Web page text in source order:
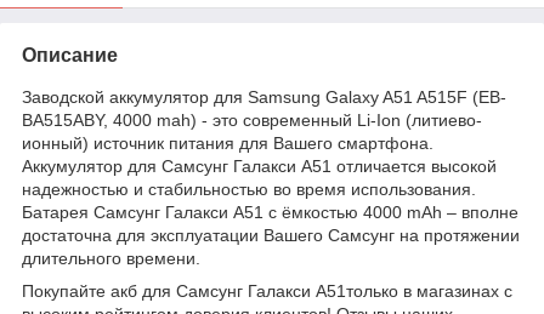
Описание
Заводской аккумулятор для Samsung Galaxy A51 A515F (EB-
BA515ABY, 4000 mah) - это современный Li-Ion (литиево-
ионный) источник питания для Вашего смартфона.
Аккумулятор для Самсунг Галакси А51 отличается высокой
надежностью и стабильностью во время использования.
Батарея Самсунг Галакси А51 с ёмкостью 4000 mAh – вполне
достаточна для эксплуатации Вашего Самсунг на протяжении
длительного времени.
Покупайте акб для Самсунг Галакси А51только в магазинах с